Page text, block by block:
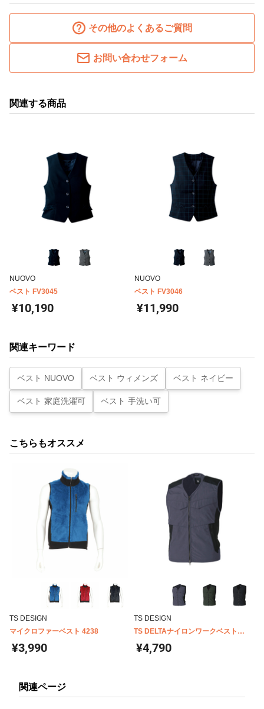
その他のよくあるご質問
お問い合わせフォーム
関連する商品
NUOVO
ベスト FV3045
¥10,190
NUOVO
ベスト FV3046
¥11,990
関連キーワード
ベスト NUOVO ベスト ウィメンズ ベスト ネイビー
ベスト 家庭洗濯可 ベスト 手洗い可
こちらもオススメ
TS DESIGN
マイクロファーベスト 4238
¥3,990
TS DESIGN
TS DELTAナイロンワークベスト
5438
¥4,790
関連ページ